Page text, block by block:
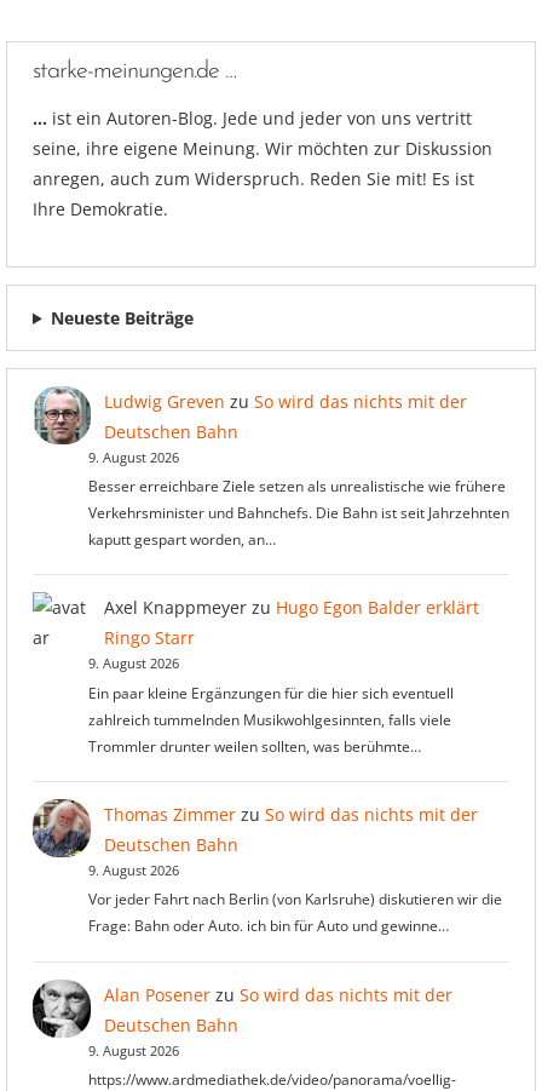
starke-meinungen.de …
… ist ein Autoren-Blog. Jede und jeder von uns vertritt
seine, ihre eigene Meinung. Wir möchten zur Diskussion
anregen, auch zum Widerspruch. Reden Sie mit! Es ist
Ihre Demokratie.
Neueste Beiträge
Ludwig Greven zu So wird das nichts mit der
Deutschen Bahn
9. August 2026
Besser erreichbare Ziele setzen als unrealistische wie frühere
Verkehrsminister und Bahnchefs. Die Bahn ist seit Jahrzehnten
kaputt gespart worden, an…
Axel Knappmeyerzu Hugo Egon Balder erklärt
Ringo Starr
9. August 2026
Ein paar kleine Ergänzungen für die hier sich eventuell
zahlreich tummelnden Musikwohlgesinnten, falls viele
Trommler drunter weilen sollten, was berühmte…
Thomas Zimmerzu So wird das nichts mit der
Deutschen Bahn
9. August 2026
Vor jeder Fahrt nach Berlin (von Karlsruhe) diskutieren wir die
Frage: Bahn oder Auto. ich bin für Auto und gewinne…
Alan Posenerzu So wird das nichts mit der
Deutschen Bahn
9. August 2026
https://www.ardmediathek.de/video/panorama/voellig-